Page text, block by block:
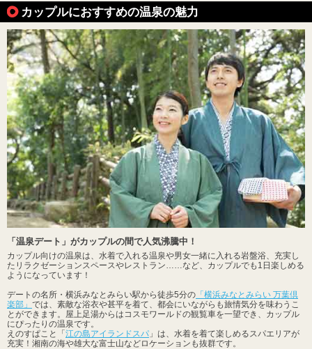
カップルにおすすめの温泉の魅力
「温泉デート」がカップルの間で人気沸騰中！
カップル向けの温泉は、水着で入れる温泉や男女一緒に入れる岩盤浴、充実し
たリラクゼーションスペースやレストラン……など、カップルでも1日楽しめる
ようになっています！
デートの名所・横浜みなとみらい駅から徒歩5分の 「横浜みなとみらい 万葉倶
楽部」 では、素敵な浴衣や甚平を着て、都会にいながらも旅情気分を味わうこ
とができます。屋上足湯からはコスモワールドの観覧車を一望でき、カップル
にぴったりの温泉です。
えのすぱこと「江の島アイランドスパ 」は、水着を着て楽しめるスパエリアが
充実！湘南の海や雄大な富士山などロケーションも抜群です。